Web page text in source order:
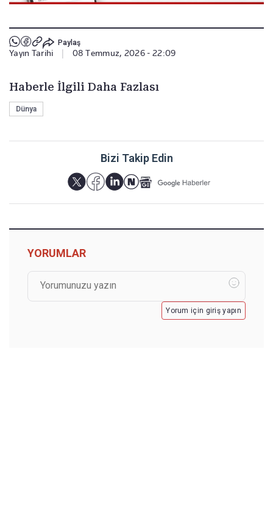
Paylaş
Yayın Tarihi 08 Temmuz, 2026 - 22:09
Haberle İlgili Daha Fazlası
Dünya
Bizi Takip Edin
YORUMLAR
Yorum için giriş yapın